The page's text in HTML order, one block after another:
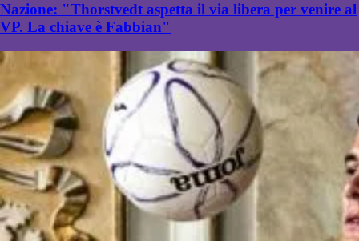
Nazione: "Thorstvedt aspetta il via libera per venire al
VP. La chiave è Fabbian"